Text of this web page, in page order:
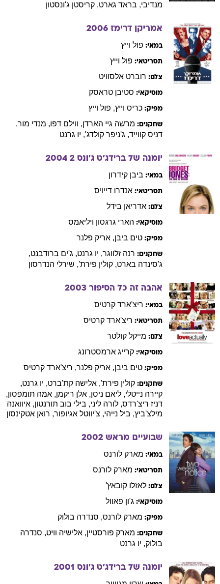
מנדיבי, בראד גארט, קריסטן ג'ונסטון
אמריקן דרימז 2006
במאי: פול וייץ
תסריטאי: פול וייץ
צלם: רוברט אלסוויט
מוסיקאי: סטיבן טראסק
מפיק: כריס וייץ, פול וייץ
שחקנים: מרשה גיי הארדן, ווילם דפו, מנדי מור,
דניס קווייד, ג'ניפר קולדג', יו גרנט
יומנה של ברידג'ט ג'ונס 2 2004
במאי: ביבן קידרון
תסריטאי: אנדרו דייויס
צלם: אדריאן בידל
מוסיקאי: הארי גרגסון ויליאמס
מפיק: טים ביבן, אריק פלנר
שחקנים: רנה זלווגר, יו גרנט, ג'ים ברודבנט,
ג'סינדה בארט, קולין פירת', שירלי הנדרסון
אהבה זה כל הסיפור 2003
במאי: ריצ'ארד קרטיס
תסריטאי: ריצ'ארד קרטיס
צלם: מייקל קולטר
מוסיקאי: קרייג ארמסטרונג
מפיק: טים ביבן, אריק פלנר, ריצ'ארד קרטיס
שחקנים: קולין פירת', אלישה קת'ברט, יו גרנט,
קיירה נייטלי, ליאם ניסן, אלן ריקמן, אמה תומפסון,
דניז ריצ'רדס, לורה ליני, בילי בוב תורנטון, איוואנה
מילצ'ביץ, ביל נייהי, צ'יווטל אגיופור, רואן אטקינסון
שבועיים מראש 2002
במאי: מארק לורנס
תסריטאי: מארק לורנס
צלם: לאזלו קובאץ'
מוסיקאי: ג'ון פאוול
מפיק: מארק לורנס, סנדרה בולוק
שחקנים: מארק פורסטיין, אלישיה וויט, סנדרה
בולוק, יו גרנט
יומנה של ברידג'ט ג'ונס 2001